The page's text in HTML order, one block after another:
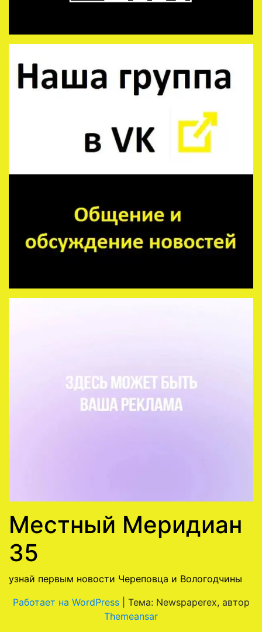
Местный Меридиан
35
узнай первым новости Череповца и Вологодчины
Работает на WordPress
Тема: Newspaperex, автор
Themeansar